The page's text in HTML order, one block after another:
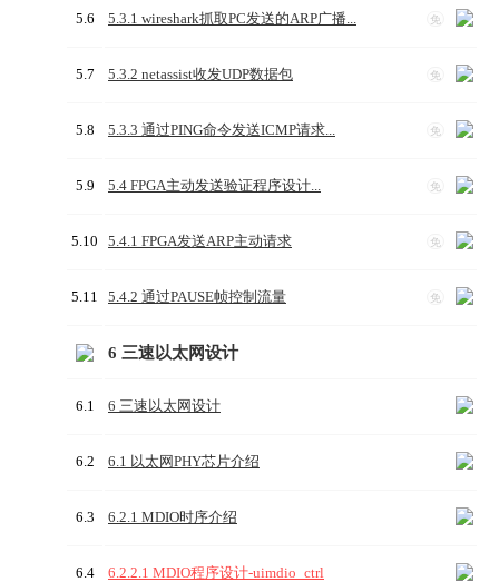
5.6 免
5.3.1 wireshark抓取PC发送的ARP广播...
5.7 免
5.3.2 netassist收发UDP数据包
5.8 免
5.3.3 通过PING命令发送ICMP请求...
5.9 免
5.4 FPGA主动发送验证程序设计...
5.10 免
5.4.1 FPGA发送ARP主动请求
5.11 免
5.4.2 通过PAUSE帧控制流量
6 三速以太网设计
6.1 6 三速以太网设计
6.2 6.1 以太网PHY芯片介绍
6.3 6.2.1 MDIO时序介绍
6.4 6.2.2.1 MDIO程序设计-uimdio_ctrl